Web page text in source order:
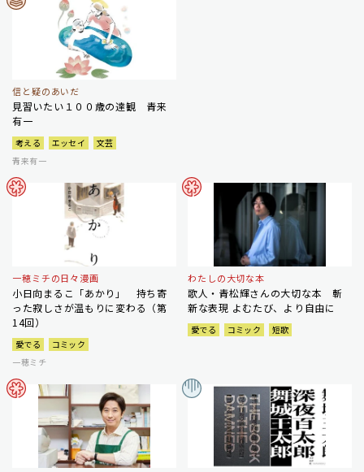
信と疑のあいだ
見習いたい１００歳の達観 青来
有一
考える エッセイ
文芸
青来有一
一穂ミチの日々漫画
小日向まるこ「あかり」 持ち寄
った寂しさが温もりに変わる（第
14回）
愛でる
コミック
一穂ミチ
わたしの大切な本
歌人・青松輝さんの大切な本 斬
新な表現 よむたび、より自由に
愛でる コミック 短歌